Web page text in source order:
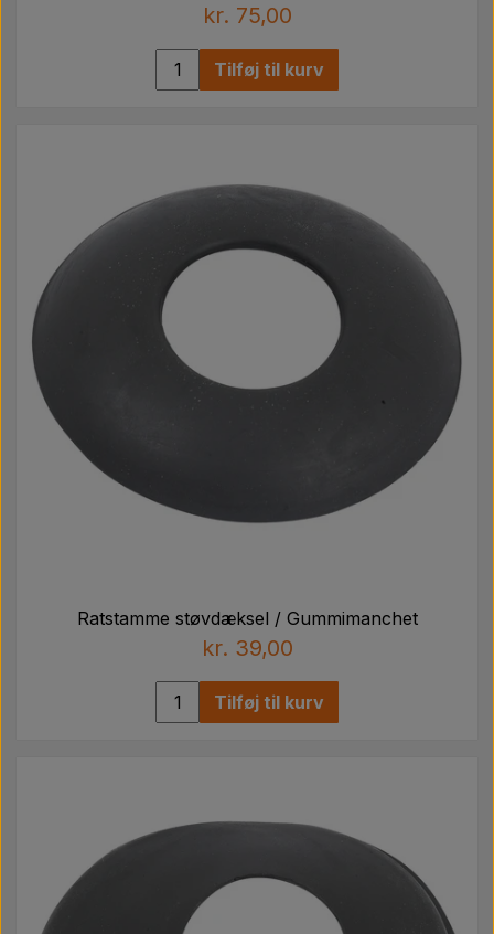
kr. 75,00
Tilføj til kurv
Ratstamme støvdæksel / Gummimanchet
kr. 39,00
Tilføj til kurv